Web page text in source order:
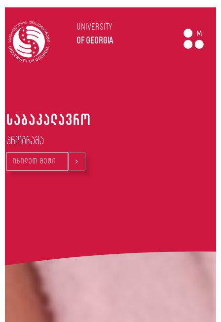
UNIVERSITY
of Georgia
M
საბაკალავრო
პროგრამა
იხილეთ მეტი